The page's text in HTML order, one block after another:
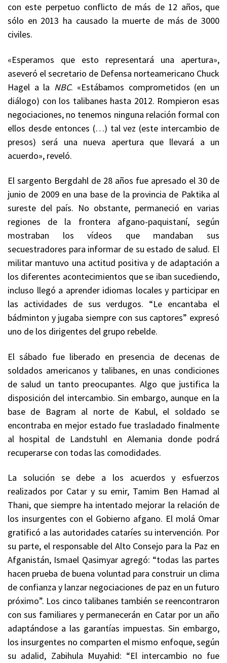
con este perpetuo conflicto de más de 12 años, que
sólo en 2013 ha causado la muerte de más de 3000
civiles.
«Esperamos que esto representará una apertura»,
aseveró el secretario de Defensa norteamericano Chuck
Hagel a la NBC. «Estábamos comprometidos (en un
diálogo) con los talibanes hasta 2012. Rompieron esas
negociaciones, no tenemos ninguna relación formal con
ellos desde entonces (…) tal vez (este intercambio de
presos) será una nueva apertura que llevará a un
acuerdo», reveló.
El sargento Bergdahl de 28 años fue apresado el 30 de
junio de 2009 en una base de la provincia de Paktika al
sureste del país. No obstante, permaneció en varias
regiones de la frontera afgano-paquistaní, según
mostraban los vídeos que mandaban sus
secuestradores para informar de su estado de salud. El
militar mantuvo una actitud positiva y de adaptación a
los diferentes acontecimientos que se iban sucediendo,
incluso llegó a aprender idiomas locales y participar en
las actividades de sus verdugos. “Le encantaba el
bádminton y jugaba siempre con sus captores” expresó
uno de los dirigentes del grupo rebelde.
El sábado fue liberado en presencia de decenas de
soldados americanos y talibanes, en unas condiciones
de salud un tanto preocupantes. Algo que justifica la
disposición del intercambio. Sin embargo, aunque en la
base de Bagram al norte de Kabul, el soldado se
encontraba en mejor estado fue trasladado finalmente
al hospital de Landstuhl en Alemania donde podrá
recuperarse con todas las comodidades.
La solución se debe a los acuerdos y esfuerzos
realizados por Catar y su emir, Tamim Ben Hamad al
Thani, que siempre ha intentado mejorar la relación de
los insurgentes con el Gobierno afgano. El molá Omar
gratificó a las autoridades cataríes su intervención. Por
su parte, el responsable del Alto Consejo para la Paz en
Afganistán, Ismael Qasimyar agregó: “todas las partes
hacen prueba de buena voluntad para construir un clima
de confianza y lanzar negociaciones de paz en un futuro
próximo”. Los cinco talibanes también se reencontraron
con sus familiares y permanecerán en Catar por un año
adaptándose a las garantías impuestas. Sin embargo,
los insurgentes no comparten el mismo enfoque, según
su adalid, Zabihula Muyahid: “El intercambio no fue